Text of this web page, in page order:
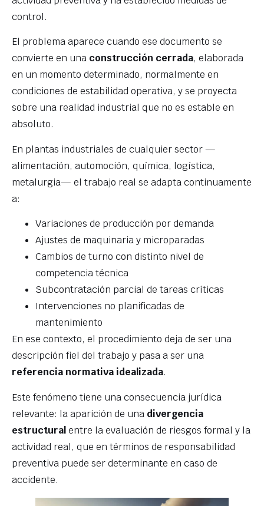
control.
El problema aparece cuando ese documento se
convierte en una construcción cerrada, elaborada
en un momento determinado, normalmente en
condiciones de estabilidad operativa, y se proyecta
sobre una realidad industrial que no es estable en
absoluto.
En plantas industriales de cualquier sector —
alimentación, automoción, química, logística,
metalurgia— el trabajo real se adapta continuamente
a:
Variaciones de producción por demanda
Ajustes de maquinaria y microparadas
Cambios de turno con distinto nivel de
competencia técnica
Subcontratación parcial de tareas críticas
Intervenciones no planificadas de
mantenimiento
En ese contexto, el procedimiento deja de ser una
descripción fiel del trabajo y pasa a ser una
referencia normativa idealizada.
Este fenómeno tiene una consecuencia jurídica
relevante: la aparición de una divergencia
estructuralentre la evaluación de riesgos formal y la
actividad real, que en términos de responsabilidad
preventiva puede ser determinante en caso de
accidente.